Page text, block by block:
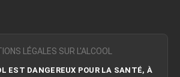
LÉGALES SUR L'ALCOOL
EST DANGEREUX POUR LA SANTÉ, À